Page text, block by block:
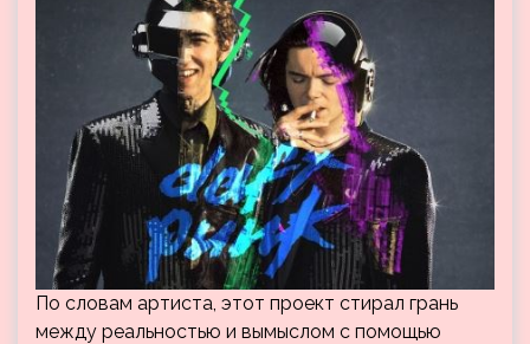
По словам артиста, этот проект стирал грань
между реальностью и вымыслом с помощью